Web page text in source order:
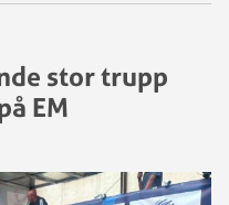
stor trupp
EM